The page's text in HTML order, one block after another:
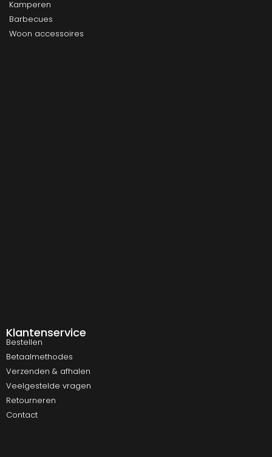
Kamperen
Barbecues
Woon accessoires
Klantenservice
Bestellen
Betaalmethodes
Verzenden & afhalen
Veelgestelde vragen
Retourneren
Contact